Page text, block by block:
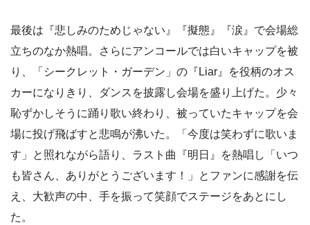
最後は『悲しみのためじゃない』『擬態』『涙』で会場総
立ちのなか熱唱。さらにアンコールでは白いキャップを被
り、「シークレット・ガーデン」の『Liar』を役柄のオス
カーになりきり、ダンスを披露し会場を盛り上げた。少々
恥ずかしそうに踊り歌い終わり、被っていたキャップを会
場に投げ飛ばすと悲鳴が沸いた。「今度は笑わずに歌いま
す」と照れながら語り、ラスト曲『明日』を熱唱し「いつ
も皆さん、ありがとうございます！」とファンに感謝を伝
え、大歓声の中、手を振って笑顔でステージをあとにし
た。